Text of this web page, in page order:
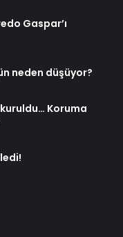
Gaspar’ı
neden düşüyor?
Koruma